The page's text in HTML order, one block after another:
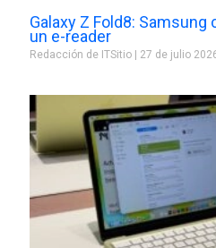
Galaxy Z Fold8:
un e-reader
Redacción de ITSitio 27 de julio